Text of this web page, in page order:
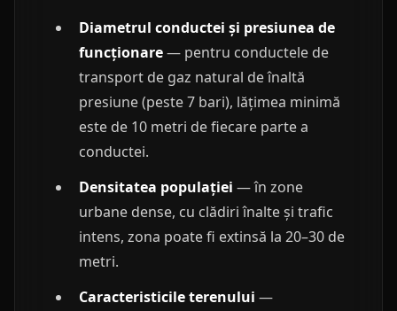
Diametrul conductei și presiunea de
funcționare— pentru conductele de
transport de gaz natural de înaltă
presiune (peste 7 bari), lățimea minimă
este de 10 metri de fiecare parte a
conductei.
Densitatea populației — în zone
urbane dense, cu clădiri înalte și trafic
intens, zona poate fi extinsă la 20–30 de
metri.
Caracteristicile terenului —